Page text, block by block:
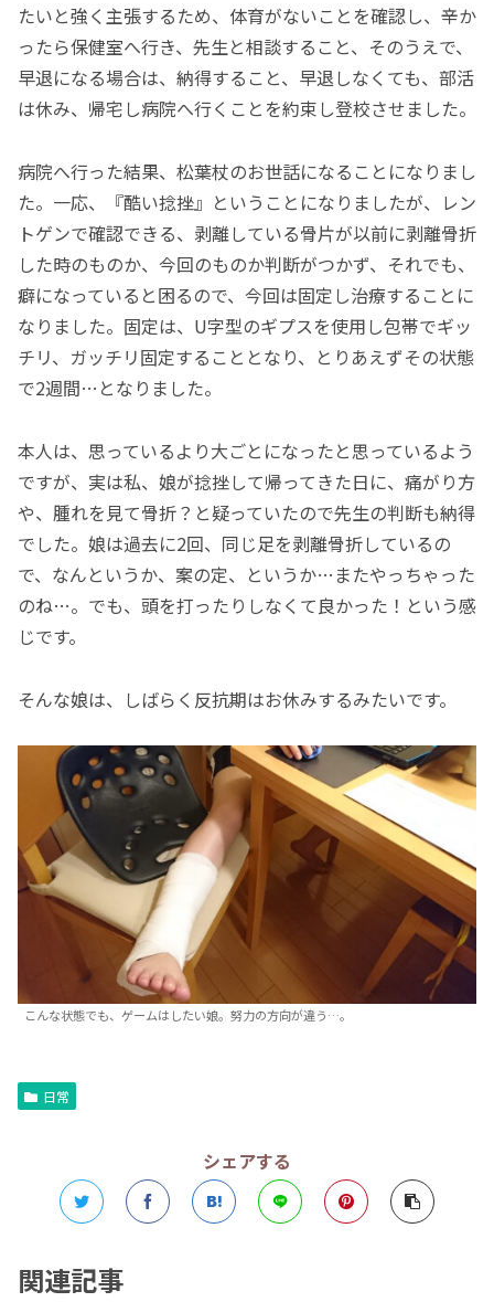
たいと強く主張するため、体育がないことを確認し、辛か
ったら保健室へ行き、先生と相談すること、そのうえで、
早退になる場合は、納得すること、早退しなくても、部活
は休み、帰宅し病院へ行くことを約束し登校させました。
病院へ行った結果、松葉杖のお世話になることになりまし
た。一応、『酷い捻挫』ということになりましたが、レン
トゲンで確認できる、剥離している骨片が以前に剥離骨折
した時のものか、今回のものか判断がつかず、それでも、
癖になっていると困るので、今回は固定し治療することに
なりました。固定は、U字型のギプスを使用し包帯でギッ
チリ、ガッチリ固定することとなり、とりあえずその状態
で2週間…となりました。
本人は、思っているより大ごとになったと思っているよう
ですが、実は私、娘が捻挫して帰ってきた日に、痛がり方
や、腫れを見て骨折？と疑っていたので先生の判断も納得
でした。娘は過去に2回、同じ足を剥離骨折しているの
で、なんというか、案の定、というか…またやっちゃった
のね…。でも、頭を打ったりしなくて良かった！という感
じです。
そんな娘は、しばらく反抗期はお休みするみたいです。
こんな状態でも、ゲームはしたい娘。努力の方向が違う…。
日常
シェアする
関連記事